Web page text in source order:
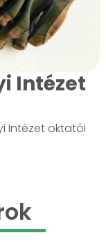
Intézet
Intézet oktatói